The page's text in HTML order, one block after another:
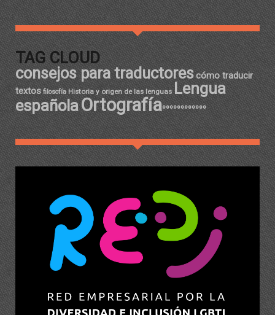
TAG CLOUD
consejos para traductorescómo traducir
textos filosofía Historia y origen de las lenguas Lengua
españolaOrtografíaºººººººººººº